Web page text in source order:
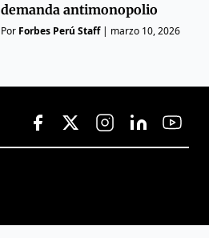
demanda antimonopolio
Por Forbes Perú Staff| marzo 10, 2026